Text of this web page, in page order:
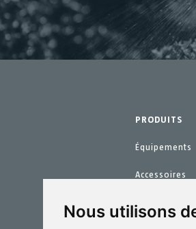
Nous utilisons
PRODUITS
Équipements
Accessoires
Pièces de